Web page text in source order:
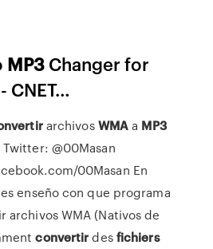
MP3 Changer for
CNET…
archivosWMAa MP3
@00Masan
00Masan En
enseño con que programa
archivos WMA (Nativos de
convertirdesfichiers